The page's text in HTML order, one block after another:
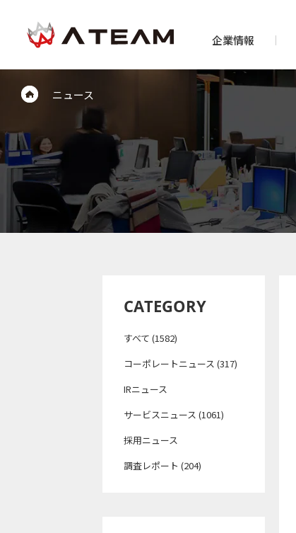
企業情報
ニュース
CATEGORY
すべて (1582)
コーポレートニュース (317)
IRニュース
サービスニュース (1061)
採用ニュース
調査レポート (204)